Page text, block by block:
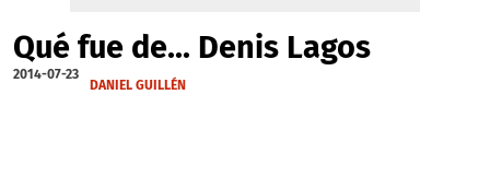
Qué fue de... Denis Lagos
2014-07-23
DANIEL GUILLÉN